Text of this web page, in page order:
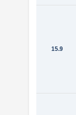
15.9